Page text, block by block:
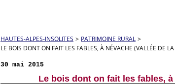
HAUTES-ALPES-INSOLITES > PATRIMOINE RURAL >
LE BOIS DONT ON FAIT LES FABLES, À NÉVACHE (VALLÉE DE LA
30 mai 2015
Le bois dont on fait les fables, à